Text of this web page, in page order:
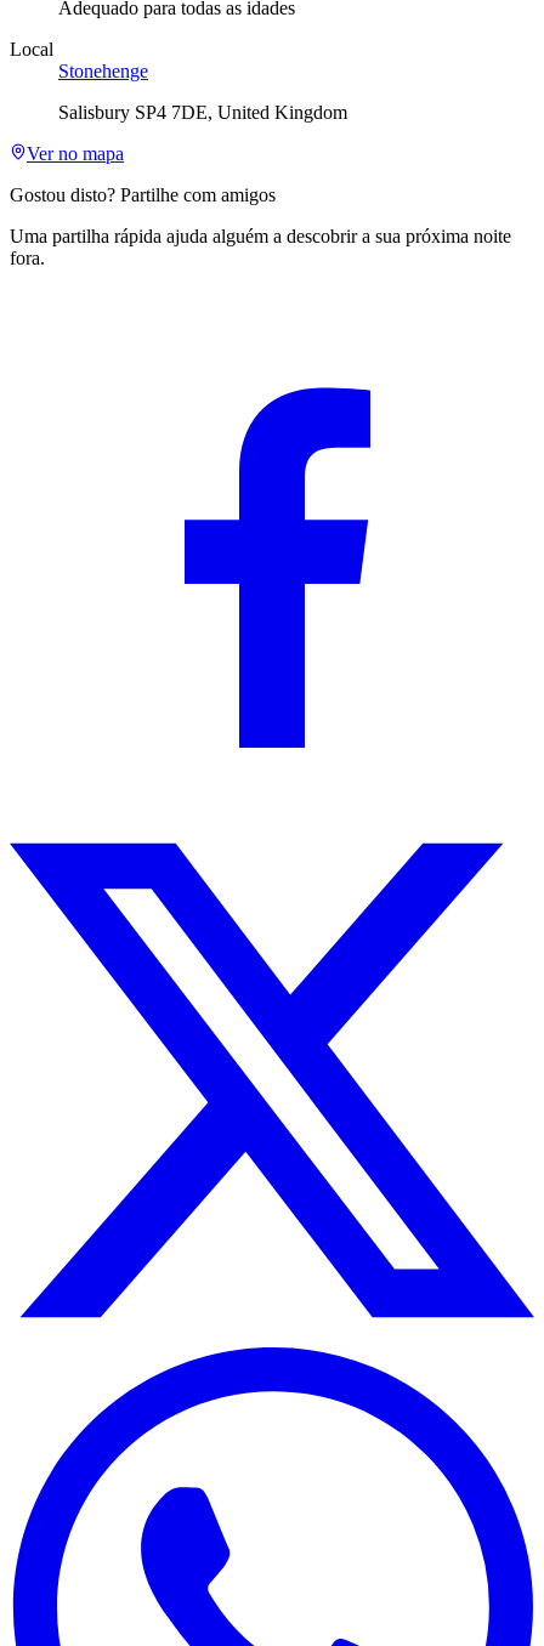
Adequado para todas as idades
Local
Stonehenge
Salisbury SP4 7DE, United Kingdom
Ver no mapa
Gostou disto? Partilhe com amigos
Uma partilha rápida ajuda alguém a descobrir a sua próxima noite
fora.